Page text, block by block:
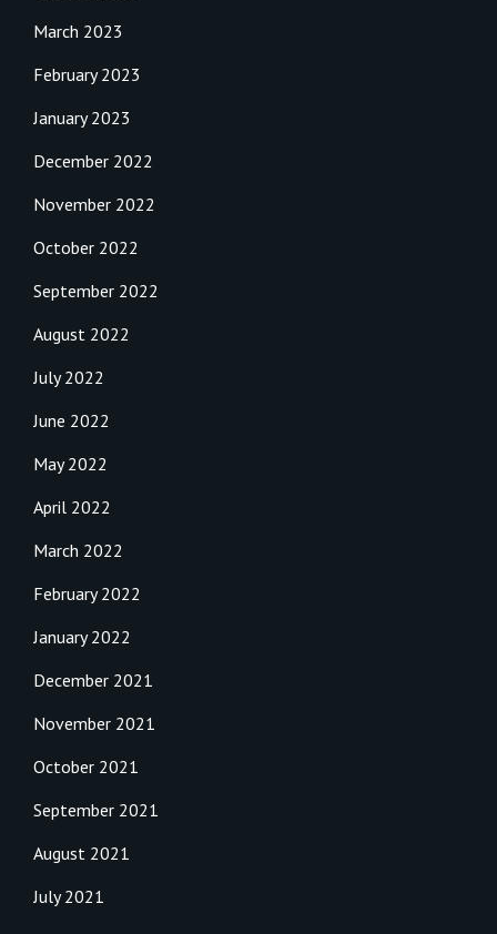
March 2023
February 2023
January 2023
December 2022
November 2022
October 2022
September 2022
August 2022
July 2022
June 2022
May 2022
April 2022
March 2022
February 2022
January 2022
December 2021
November 2021
October 2021
September 2021
August 2021
July 2021